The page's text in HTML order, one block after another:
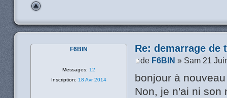
Re: demarrage de
de F6BIN » Sam 21
bonjour à nouveau
Non, je n'ai ni son
F6BIN
Messages: 12
Inscription: 18 Avr 2014